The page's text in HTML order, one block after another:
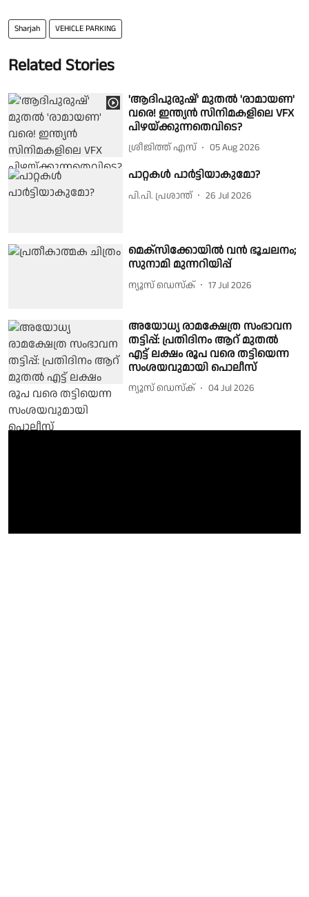
Sharjah VEHICLE PARKING
Related Stories
'ആദിപുരുഷ്' മുതൽ 'രാമായണ'
വരെ! ഇന്ത്യൻ സിനിമകളിലെ VFX
പിഴയ്‌ക്കുന്നതെവിടെ?
ശ്രീജിത്ത് എസ് 05 Aug 2026
പാറ്റകൾ പാർട്ടിയാകുമോ?
പി.പി. പ്രശാന്ത് 26 Jul 2026
മെക്സിക്കോയിൽ വൻ ഭൂചലനം;
സുനാമി മുന്നറിയിപ്പ്
ന്യൂസ് ഡെസ്ക് 17 Jul 2026
അയോധ്യ രാമക്ഷേത്ര സംഭാവന
തട്ടിപ്പ്: പ്രതിദിനം ആറ് മുതൽ
എട്ട് ലക്ഷം രൂപ വരെ തട്ടിയെന്ന
സംശയവുമായി പൊലീസ്
ന്യൂസ് ഡെസ്ക് 04 Jul 2026